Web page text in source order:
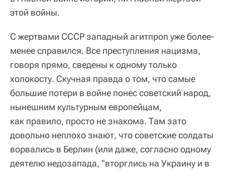
этой войны.
С жертвами СССР западный агитпроп уже более-
менее справился. Все преступления нацизма,
говоря прямо, сведены к одному только
холокосту. Скучная правда о том, что самые
большие потери в войне понес советский народ,
нынешним культурным европейцам,
как правило, просто не знакома. Там зато
довольно неплохо знают, что советские солдаты
ворвались в Берлин (или даже, согласно одному
деятелю недозапада, "вторглись на Украину и в